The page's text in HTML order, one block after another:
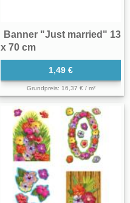
Banner "Just married" 13
x 70 cm
1,49 €
Grundpreis: 16,37 € / m²